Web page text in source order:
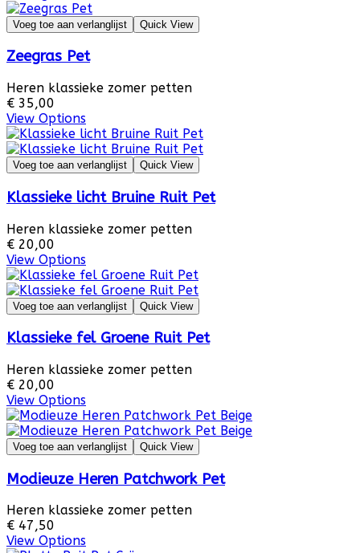
Voeg toe aan verlanglijst Quick View
Zeegras Pet
Heren klassieke zomer petten
€ 35,00
View Options
Voeg toe aan verlanglijst Quick View
Klassieke licht Bruine Ruit Pet
Heren klassieke zomer petten
€ 20,00
View Options
Voeg toe aan verlanglijst Quick View
Klassieke fel Groene Ruit Pet
Heren klassieke zomer petten
€ 20,00
View Options
Voeg toe aan verlanglijst Quick View
Modieuze Heren Patchwork Pet
Heren klassieke zomer petten
€ 47,50
View Options